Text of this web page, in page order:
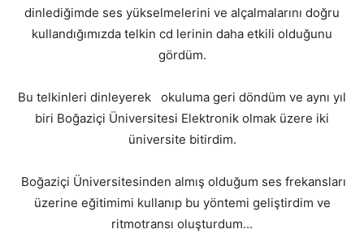
dinlediğimde ses yükselmelerini ve alçalmalarını doğru
kullandığımızda telkin cd lerinin daha etkili olduğunu
gördüm.
Bu telkinleri dinleyerek okuluma geri döndüm ve aynı yıl
biri Boğaziçi Üniversitesi Elektronik olmak üzere iki
üniversite bitirdim.
Boğaziçi Üniversitesinden almış olduğum ses frekansları
üzerine eğitimimi kullanıp bu yöntemi geliştirdim ve
ritmotransı oluşturdum...